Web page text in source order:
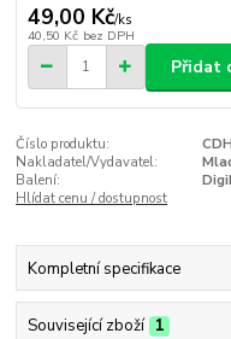
49,00 Kč/ks
40,50 Kč bez DPH
Přidat
Číslo produktu:
Nakladatel/Vydavatel:
Balení:
Hlídat cenu / dostupnost
Kompletní specifikace
Související zboží 1